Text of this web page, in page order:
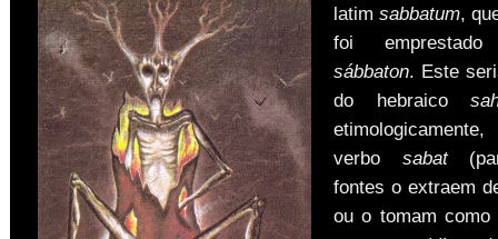
latim sabbatum,
foi
sábbaton. Este
do hebraico
verbo sabat
fontes o extraem
ou o tomam como